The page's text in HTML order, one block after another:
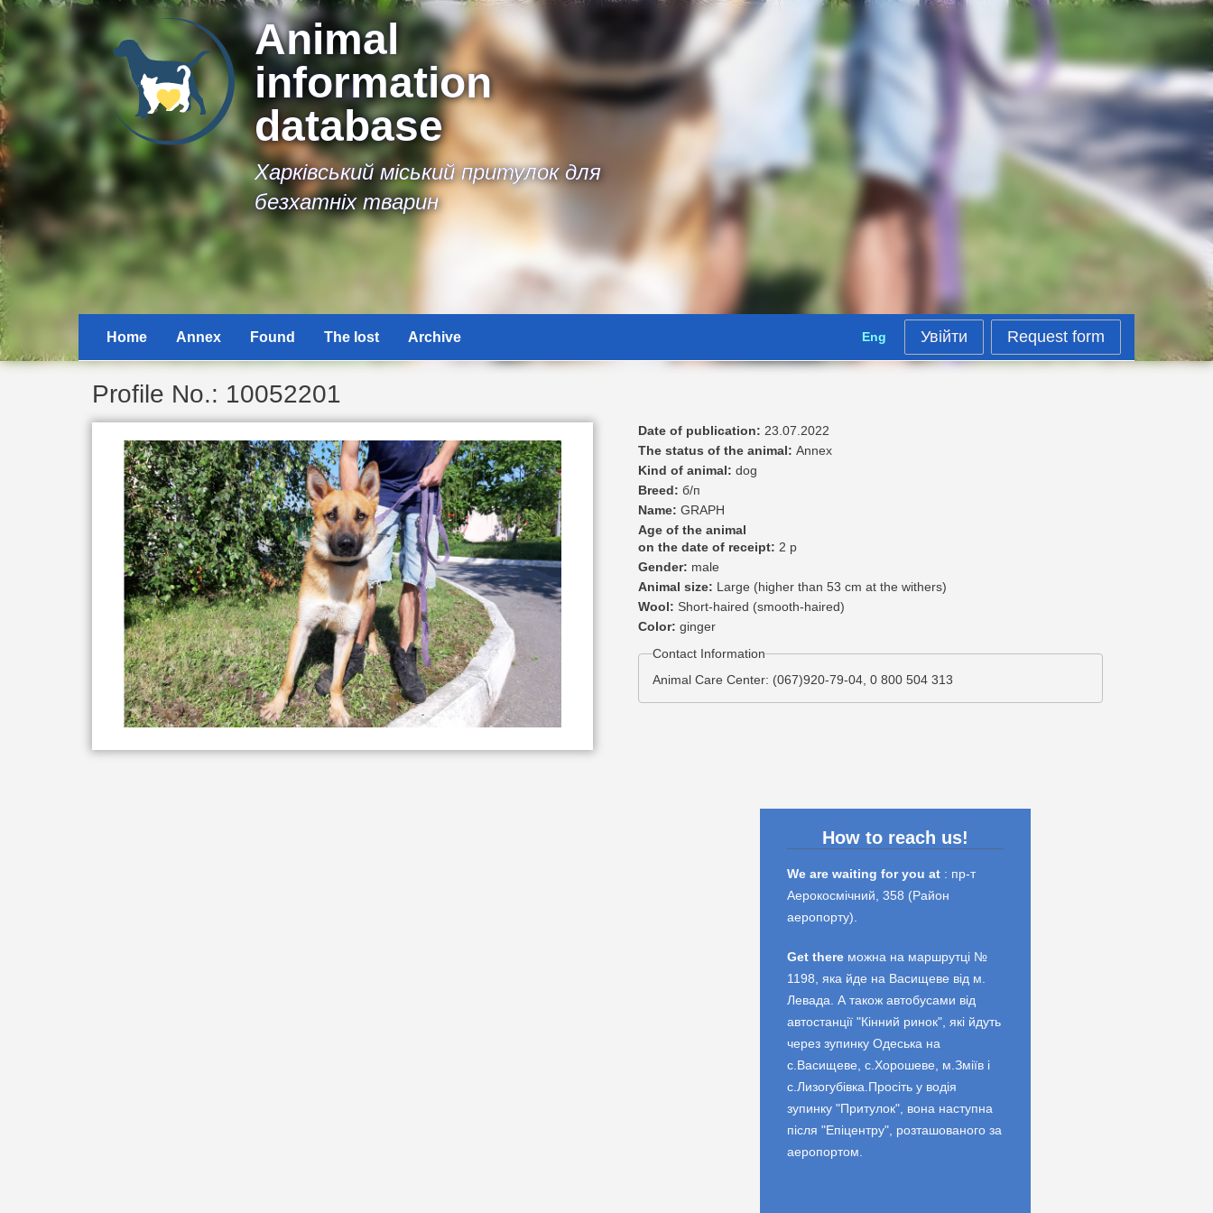
Animal
information
database
Харківський міський притулок для
безхатніх тварин
Home Annex Found The lost Archive Eng Увійти Request form
Profile No.: 10052201
Date of publication: 23.07.2022
The status of the animal: Annex
Kind of animal: dog
Breed: б/п
Name: GRAPH
Age of the animal
on the date of receipt: 2 р
Gender: male
Animal size: Large (higher than 53 cm at the withers)
Wool: Short-haired (smooth-haired)
Color: ginger
Contact Information
Animal Care Center: (067)920-79-04, 0 800 504 313
How to reach us!
We are waiting for you at : пр-т
Аерокосмічний, 358 (Район
аеропорту).
Get there можна на маршрутці №
1198, яка йде на Васищеве від м.
Левада. А також автобусами від
автостанції "Кінний ринок", які йдуть
через зупинку Одеська на
с.Васищеве, с.Хорошеве, м.Зміїв і
с.Лизогубівка.Просіть у водія
зупинку "Притулок", вона наступна
після "Епіцентру", розташованого за
аеропортом.